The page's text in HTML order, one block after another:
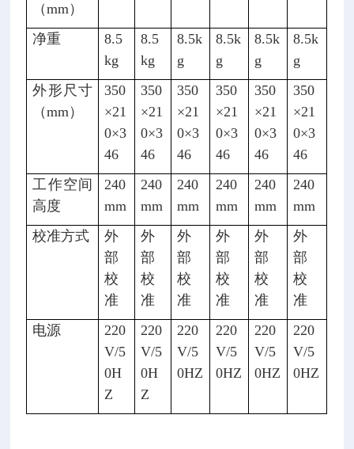
（mm）
净重
8.5
kg
8.5
kg
8.5k
g
8.5k
g
8.5k
g
8.5k
g
外形尺寸
（mm）
350
×21
0×3
46
350
×21
0×3
46
350
×21
0×3
46
350
×21
0×3
46
350
×21
0×3
46
350
×21
0×3
46
工作空间
高度
240
mm
240
mm
240
mm
240
mm
240
mm
240
mm
校准方式
外
部
校
准
外
部
校
准
外
部
校
准
外
部
校
准
外
部
校
准
外
部
校
准
电源
220
V/5
0H
Z
220
V/5
0H
Z
220
V/5
0HZ
220
V/5
0HZ
220
V/5
0HZ
220
V/5
0HZ